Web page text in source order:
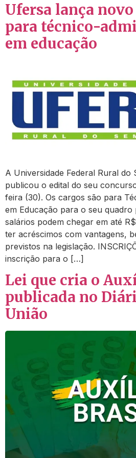
Ufersa lança
para técnico-
em educação
A Universidade Federal Rural do
publicou o edital do seu
feira (30). Os cargos são para
em Educação para o seu quadro
salários podem chegar em até
ter acréscimos com vantagens,
previstos na legislação.
inscrição para o […]
Lei que cria o
publicada no
União